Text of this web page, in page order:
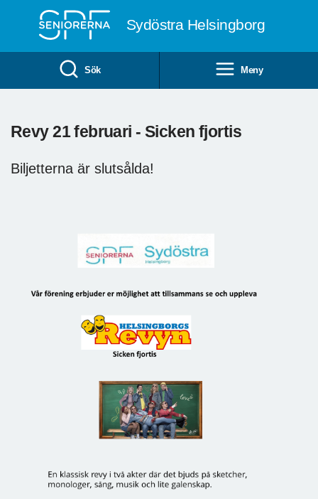
Sydöstra Helsingborg
Sök Meny
Revy 21 februari - Sicken fjortis
Biljetterna är slutsålda!